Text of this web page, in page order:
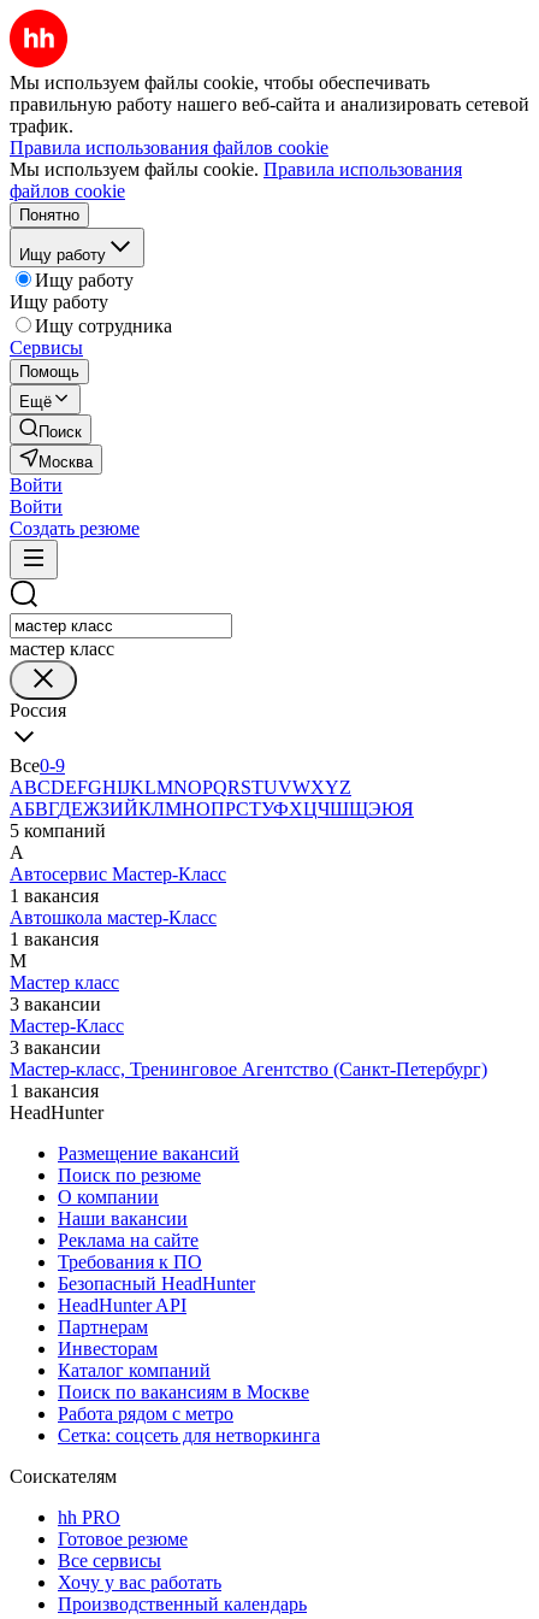
Мы используем файлы cookie, чтобы обеспечивать
правильную работу нашего веб-сайта и анализировать сетевой
трафик.
Правила использования файлов cookie
Мы используем файлы cookie. Правила использования
файлов cookie
Понятно
Ищу работу
Ищу работу
Ищу работу
Ищу сотрудника
Сервисы
Помощь
Ещё
Поиск
Москва
Войти
Войти
Создать резюме
мастер класс
Россия
Все0-9
ABCDEFGHIJKLMNOPQRSTUVWXYZ
АБВГДЕЖЗИЙКЛМНОПРСТУФХЦЧШЩЭЮЯ
5 компаний
А
Автосервис Мастер-Класс
1 вакансия
Автошкола мастер-Класс
1 вакансия
М
Мастер класс
3 вакансии
Мастер-Класс
3 вакансии
Мастер-класс, Тренинговое Агентство (Санкт-Петербург)
1 вакансия
HeadHunter
Размещение вакансий
Поиск по резюме
О компании
Наши вакансии
Реклама на сайте
Требования к ПО
Безопасный HeadHunter
HeadHunter API
Партнерам
Инвесторам
Каталог компаний
Поиск по вакансиям в Москве
Работа рядом с метро
Сетка: соцсеть для нетворкинга
Соискателям
hh PRO
Готовое резюме
Все сервисы
Хочу у вас работать
Производственный календарь